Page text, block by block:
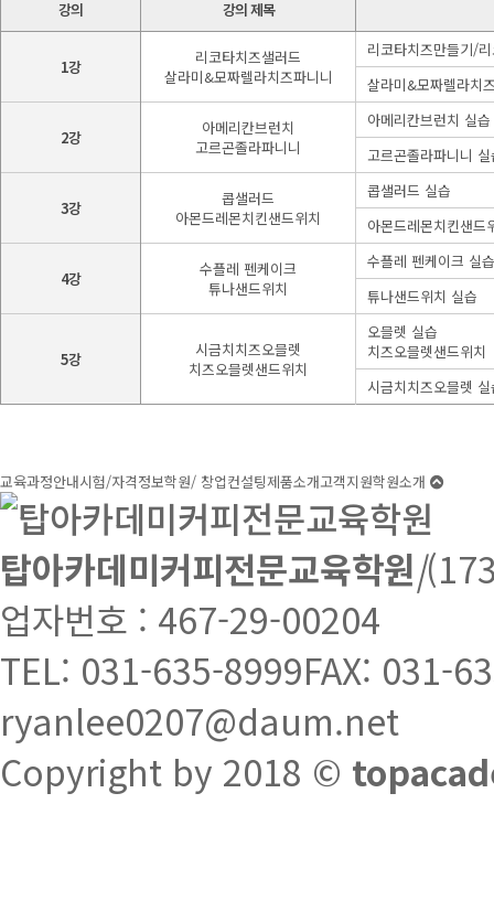
강의 강의 제목
1강
리코타치즈샐러드
살라미&모짜렐라치즈파니니
리코타치즈만들기/
살라미&모짜렐라치
2강
아메리칸브런치
고르곤졸라파니니
아메리칸브런치 실습
고르곤졸라파니니
3강
콥샐러드
아몬드레몬치킨샌드위치
콥샐러드 실습
아몬드레몬치킨샌드
4강
수플레 펜케이크
튜나샌드위치
수플레 펜케이크 실습
튜나샌드위치 실습
5강
시금치치즈오믈렛
치즈오믈렛샌드위치
오믈렛 실습
치즈오믈렛샌드위치
시금치치즈오믈렛
교육과정안내시험/자격정보학원/ 창업컨설팅제품소개고객지원학원소개
탑아카데미커피전문교육학원|
업자번호 : 467-29-00204
TEL: 031-635-8999FAX: 031-
ryanlee0207@daum.net
Copyright by 2018 ©